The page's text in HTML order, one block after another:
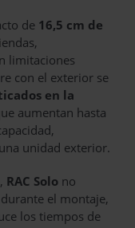
de 16,5 cm de
limitaciones
con el exterior se
en la
aumentan hasta
unidad exterior.
RAC Solo no
el montaje,
los tiempos de